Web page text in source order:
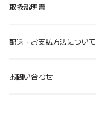
取扱説明書
配送・お支払方法について
お問い合わせ